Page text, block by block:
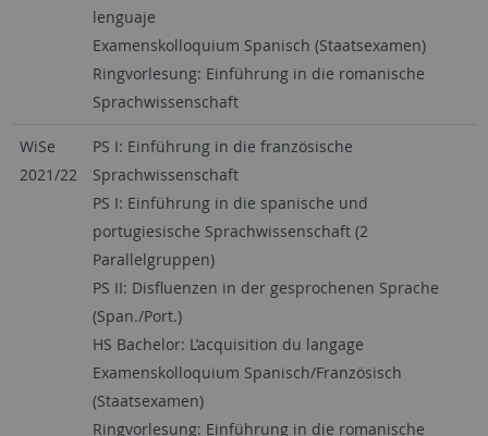
lenguaje
Examenskolloquium Spanisch (Staatsexamen)
Ringvorlesung: Einführung in die romanische
Sprachwissenschaft
WiSe
2021/22
PS I: Einführung in die französische
Sprachwissenschaft
PS I: Einführung in die spanische und
portugiesische Sprachwissenschaft (2
Parallelgruppen)
PS II: Disfluenzen in der gesprochenen Sprache
(Span./Port.)
HS Bachelor: L’acquisition du langage
Examenskolloquium Spanisch/Französisch
(Staatsexamen)
Ringvorlesung: Einführung in die romanische